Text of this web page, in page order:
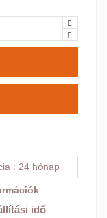
24 hónap
idő